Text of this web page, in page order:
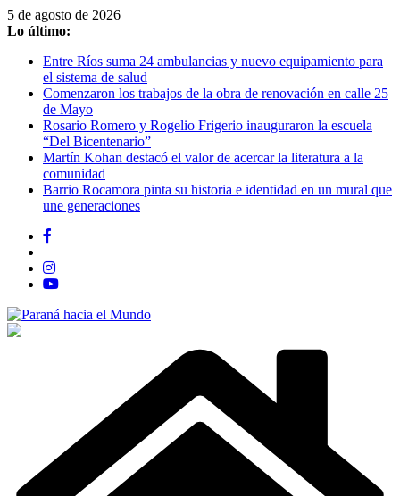
Saltar
al
5 de agosto de 2026
Lo último:
Entre Ríos suma 24 ambulancias y nuevo equipamiento para
el sistema de salud
Comenzaron los trabajos de la obra de renovación en calle 25
de Mayo
Rosario Romero y Rogelio Frigerio inauguraron la escuela
“Del Bicentenario”
Martín Kohan destacó el valor de acercar la literatura a la
comunidad
Barrio Rocamora pinta su historia e identidad en un mural que
une generaciones